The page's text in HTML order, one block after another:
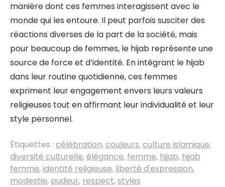
manière dont ces femmes interagissent avec le
monde qui les entoure. Il peut parfois susciter des
réactions diverses de la part de la société, mais
pour beaucoup de femmes, le hijab représente une
source de force et d’identité. En intégrant le hijab
dans leur routine quotidienne, ces femmes
expriment leur engagement envers leurs valeurs
religieuses tout en affirmant leur individualité et leur
style personnel.
Étiquettes : célébration,couleurs,culture islamique,
diversité culturelle,élégance, femme, hijab, hijab
femme,identité religieuse, liberté d'expression,
modestie, pudeur, respect,styles